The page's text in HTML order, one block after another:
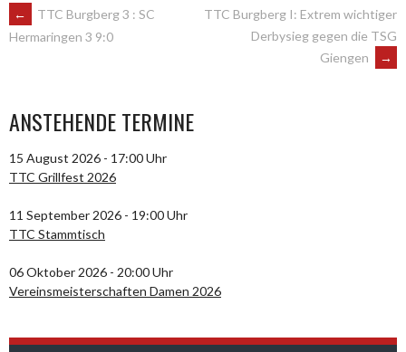
ARTIKEL-
←
TTC Burgberg 3 : SC
Hermaringen 3 9:0
TTC Burgberg I: Extrem wichtiger
Derbysieg gegen die TSG
Giengen
→
ANSTEHENDE TERMINE
15 August 2026 - 17:00 Uhr
TTC Grillfest 2026
11 September 2026 - 19:00 Uhr
TTC Stammtisch
06 Oktober 2026 - 20:00 Uhr
Vereinsmeisterschaften Damen 2026